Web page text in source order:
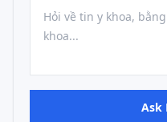
Ask